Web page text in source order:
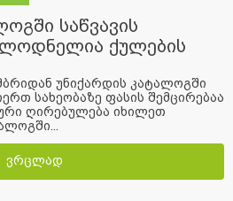
საწვავის
ქულების
უნიქარდის კატალოგში
სახეობაზე ფასის შემცირებაა
ღირებულება იხილეთ
ვრცლად